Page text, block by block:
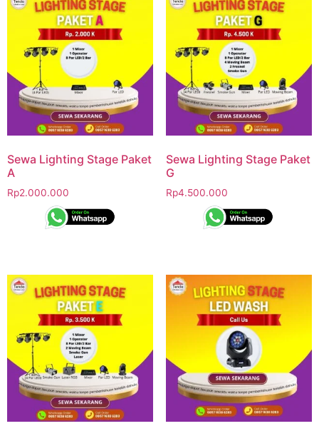
Sewa Lighting Stage Paket
A
Rp2.000.000
Sewa Lighting Stage Paket
G
Rp4.500.000